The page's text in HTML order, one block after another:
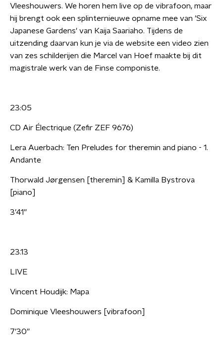
Vleeshouwers. We horen hem live op de vibrafoon, maar
hij brengt ook een splinternieuwe opname mee van 'Six
Japanese Gardens' van Kaija Saariaho. Tijdens de
uitzending daarvan kun je via de website een video zien
van zes schilderijen die Marcel van Hoef maakte bij dit
magistrale werk van de Finse componiste.
23:05
CD Air Électrique (Zefir ZEF 9676)
Lera Auerbach: Ten Preludes for theremin and piano - 1.
Andante
Thorwald Jørgensen [theremin] & Kamilla Bystrova
[piano]
3’41”
23.13
LIVE
Vincent Houdijk: Mapa
Dominique Vleeshouwers [vibrafoon]
7’30”